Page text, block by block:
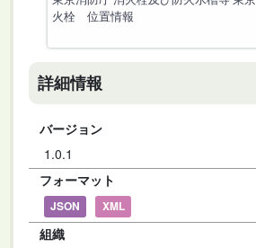
火栓 位置情報
詳細情報
バージョン
1.0.1
フォーマット
JSON XML
組織